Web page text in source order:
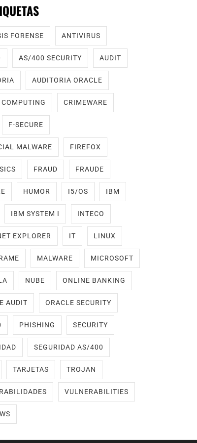
FORENSE ANTIVIRUS
AS/400 SECURITY AUDIT
AUDITORIA ORACLE
CRIMEWARE
F-SECURE
MALWARE FIREFOX
FRAUD FRAUDE
HUMOR I5/OS IBM
IBM SYSTEM I INTECO
EXPLORER IT LINUX
MALWARE MICROSOFT
NUBE ONLINE BANKING
AUDIT ORACLE SECURITY
PHISHING SECURITY
SEGURIDAD AS/400
TARJETAS TROJAN
VULNERABILITIES